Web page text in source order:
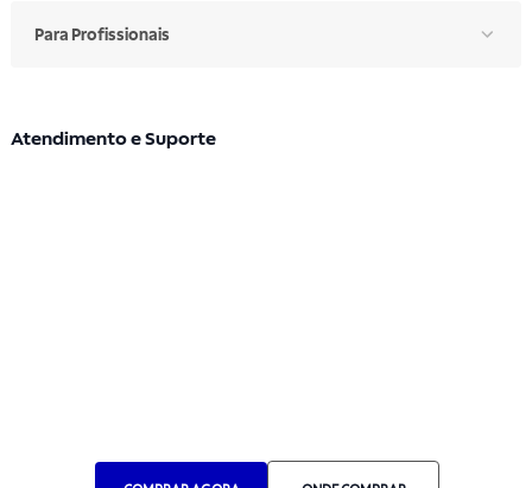
Para Profissionais
Atendimento e Suporte
Para Empresas